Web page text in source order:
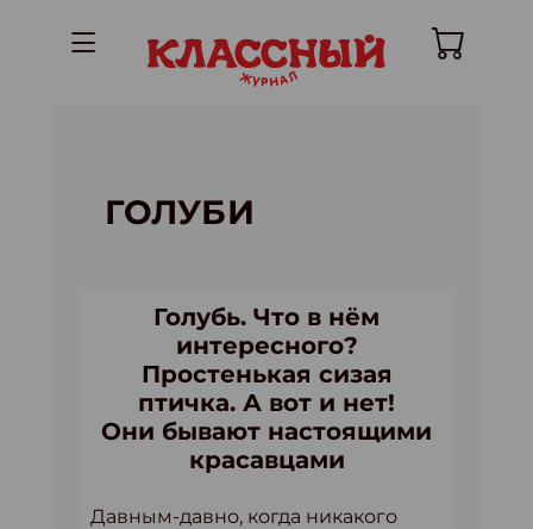
ГОЛУБИ
Голубь. Что в нём
интересного?
Простенькая сизая
птичка. А вот и нет!
Они бывают настоящими
красавцами
Давным-давно, когда никакого